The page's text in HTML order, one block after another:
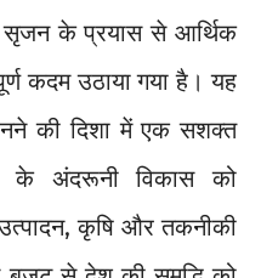
सृजन के प्रयास से आर्थिक
कदम उठाया गया है। यह
की दिशा में एक सशक्त
अंदरूनी विकास को
कृषि और तकनीकी